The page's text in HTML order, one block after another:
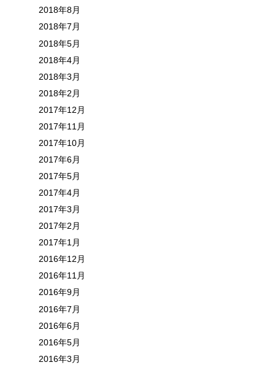
2018年8月
2018年7月
2018年5月
2018年4月
2018年3月
2018年2月
2017年12月
2017年11月
2017年10月
2017年6月
2017年5月
2017年4月
2017年3月
2017年2月
2017年1月
2016年12月
2016年11月
2016年9月
2016年7月
2016年6月
2016年5月
2016年3月